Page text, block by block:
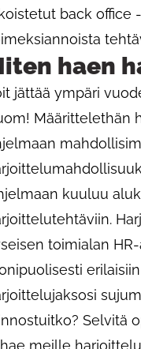
back office
haen
jättää ympäri
Määrittelethän
kuuluu
toimialan
Selvitä
meille